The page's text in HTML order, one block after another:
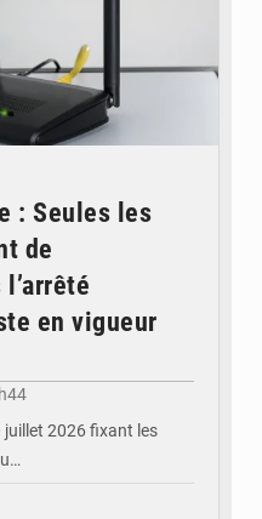
: Seules les
de
l’arrêté
en vigueur
juillet 2026 fixant les